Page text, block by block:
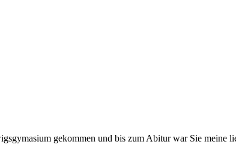
gekommen und bis zum Abitur war Sie meine